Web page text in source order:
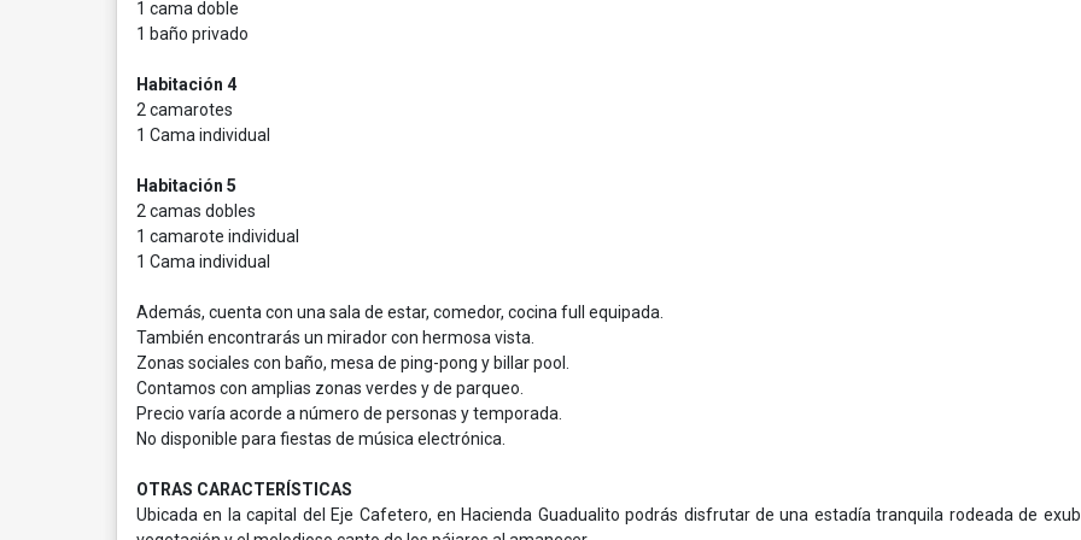
1 cama doble
1 baño privado
Habitación 4
2 camarotes
1 Cama individual
Habitación 5
2 camas dobles
1 camarote individual
1 Cama individual
Además, cuenta con una sala de estar, comedor, cocina full equipada.
También encontrarás un mirador con hermosa vista.
Zonas sociales con baño, mesa de ping-pong y billar pool.
Contamos con amplias zonas verdes y de parqueo.
Precio varía acorde a número de personas y temporada.
No disponible para fiestas de música electrónica.
OTRAS CARACTERÍSTICAS
Ubicada en la capital del Eje Cafetero, en Hacienda Guadualito podrás disfrutar de una estadía tranquila rodeada de